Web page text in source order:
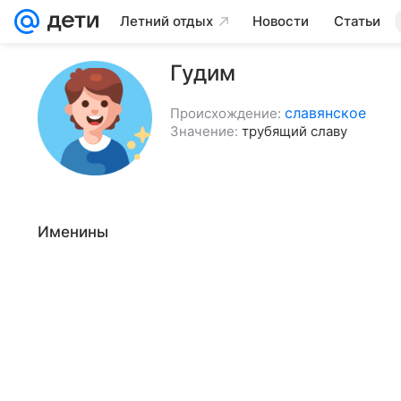
Летний отдых Новости Статьи
Гудим
Происхождение: славянское
Значение: трубящий славу
Именины